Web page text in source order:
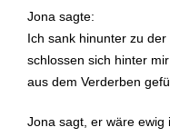
Jona sagte:
Ich sank hinunter zu
schlossen sich hinter
aus dem Verderben
Jona sagt, er wäre ewig